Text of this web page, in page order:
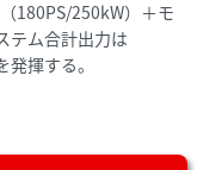
180PS/250kW）＋モ
テム合計出力は
揮する。